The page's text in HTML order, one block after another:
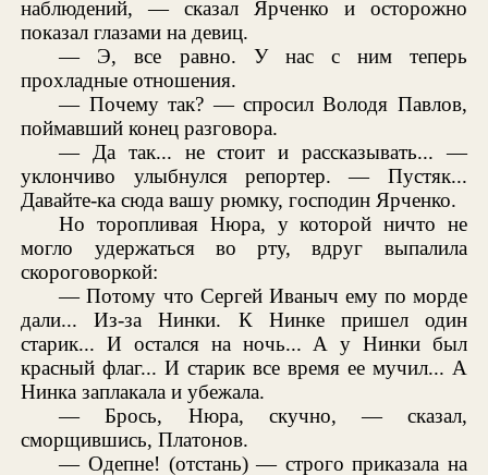
наблюдений, — сказал Ярченко и осторожно
показал глазами на девиц.
— Э, все равно. У нас с ним теперь
прохладные отношения.
— Почему так? — спросил Володя Павлов,
поймавший конец разговора.
— Да так... не стоит и рассказывать... —
уклончиво улыбнулся репортер. — Пустяк...
Давайте-ка сюда вашу рюмку, господин Ярченко.
Но торопливая Нюра, у которой ничто не
могло удержаться во рту, вдруг выпалила
скороговоркой:
— Потому что Сергей Иваныч ему по морде
дали... Из-за Нинки. К Нинке пришел один
старик... И остался на ночь... А у Нинки был
красный флаг... И старик все время ее мучил... А
Нинка заплакала и убежала.
— Брось, Нюра, скучно, — сказал,
сморщившись, Платонов.
— Одепне! (отстань) — строго приказала на